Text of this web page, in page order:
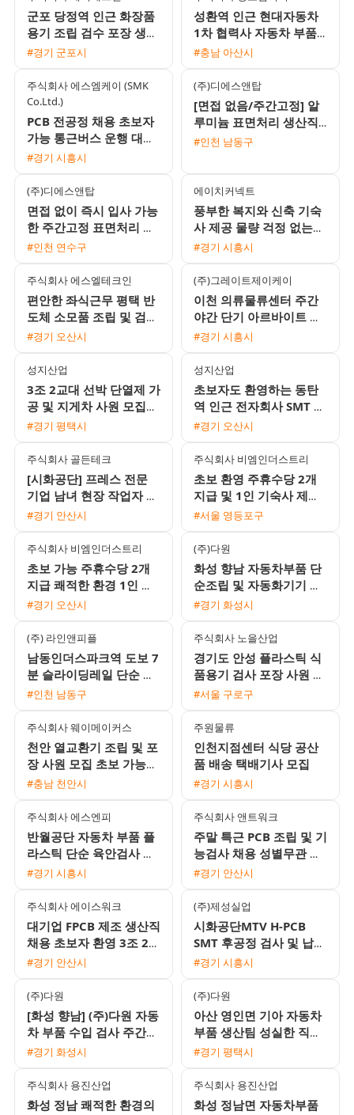
군포 당정역 인근 화장품
용기 조립 검수 포장 생산
사원 모집 F비자 가능 가
#경기 군포시
성환역 인근 현대자동차
1차 협력사 자동차 부품
육안검사 및 생산직 모집
#충남 아산시
주식회사 에스엠케이 (SMK
Co.Ltd.)
PCB 전공정 채용 초보자
가능 통근버스 운행 대기
업 1차 협력사
#경기 시흥시
(주)디에스앤탑
[면접 없음/주간고정] 알
루미늄 표면처리 생산직
모집 (시급 10520원 / 주
#인천 남동구
(주)디에스앤탑
면접 없이 즉시 입사 가능
한 주간고정 표면처리 생
산직 모집 (시급 10520원
#인천 연수구
에이치커넥트
풍부한 복지와 신축 기숙
사 제공 물량 걱정 없는
전자부품 생산직 모집
#경기 시흥시
주식회사 에스엘테크인
편안한 좌식근무 평택 반
도체 소모품 조립 및 검사
주간고정 채용 상여120%
#경기 오산시
(주)그레이트제이케이
이천 의류물류센터 주간
야간 단기 아르바이트 모
집
#경기 시흥시
성지산업
3조 2교대 선박 단열제 가
공 및 지게차 사원 모집
상여금과 유류비 지원 1
#경기 평택시
성지산업
초보자도 환영하는 동탄
역 인근 전자회사 SMT 조
립검사 및 오퍼레이터 채
#경기 오산시
주식회사 골든테크
[시화공단] 프레스 전문
기업 남녀 현장 작업자 모
집 (초보 가능)
#경기 안산시
주식회사 비엠인더스트리
초보 환영 주휴수당 2개
지급 및 1인 기숙사 제공
안성 음성대소 생산직 채
#서울 영등포구
주식회사 비엠인더스트리
초보 가능 주휴수당 2개
지급 쾌적한 환경 1인 기
숙사 제공 안성 및 음성대
#경기 오산시
(주)다원
화성 향남 자동차부품 단
순조립 및 자동화기기 조
작원 모집 주간고정 유류
#경기 화성시
(주) 라인앤피플
남동인더스파크역 도보 7
분 슬라이딩레일 단순 생
산직 남녀 모집 냉난방 완
#인천 남동구
주식회사 노을산업
경기도 안성 플라스틱 식
품용기 검사 포장 사원 모
집 초보 가능 1인실 기숙
#서울 구로구
주식회사 웨이메이커스
천안 열교환기 조립 및 포
장 사원 모집 초보 가능
60세 이하 남여 월 평균
#충남 천안시
주원물류
인천지점센터 식당 공산
품 배송 택배기사 모집
#경기 시흥시
주식회사 에스엔피
반월공단 자동차 부품 플
라스틱 단순 육안검사 및
손조립 모집 통근지원 및
#경기 시흥시
주식회사 앤트워크
주말 특근 PCB 조립 및 기
능검사 채용 성별무관 당
일 및 주급 지급 가능
#경기 안산시
주식회사 에이스워크
대기업 FPCB 제조 생산직
채용 초보자 환영 3조 2교
대 및 통근버스 운행
#경기 안산시
(주)제성실업
시화공단MTV H-PCB
SMT 후공정 검사 및 납땜
여성 사원 모집 (주간고
#경기 시흥시
(주)다원
[화성 향남] (주)다원 자동
차 부품 수입 검사 주간
고정 사원 모집 (유류비
#경기 화성시
(주)다원
아산 영인면 기아 자동차
부품 생산팀 성실한 직원
모집
#경기 평택시
주식회사 용진산업
화성 정남 쾌적한 환경의
주식회사 용진산업
화성 정남면 자동차부품